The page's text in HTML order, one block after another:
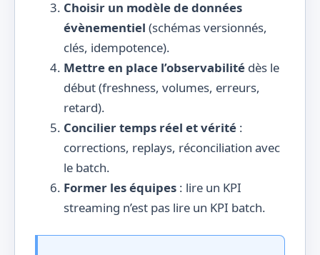
Choisir un modèle de données
évènementiel (schémas versionnés,
clés, idempotence).
Mettre en place l’observabilité dès le
début (freshness, volumes, erreurs,
retard).
Concilier temps réel et vérité :
corrections, replays, réconciliation avec
le batch.
Former les équipes : lire un KPI
streaming n’est pas lire un KPI batch.